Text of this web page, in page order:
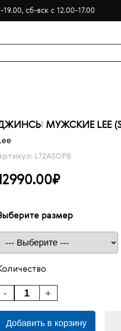
сб-вск с 12.00-17.00
МУЖСКИЕ LEE
L72ASOPB
размер
+
-
Добавить в корзину